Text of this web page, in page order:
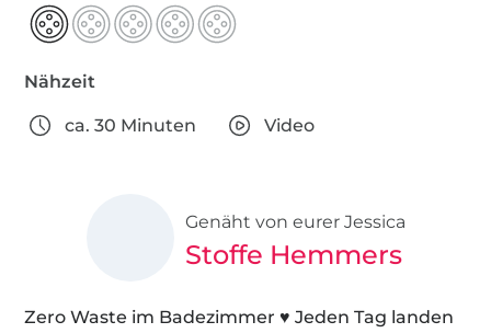
Nähzeit
ca. 30 Minuten Video
Genäht von eurer Jessica
Stoffe Hemmers
Zero Waste im Badezimmer ♥ Jeden Tag landen